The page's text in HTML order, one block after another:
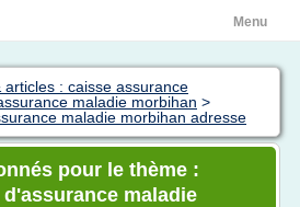
Menu
articles : caisse assurance
maladie morbihan >
maladie morbihan adresse
pour le thème :
maladie